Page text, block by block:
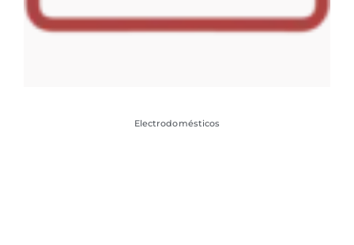
Electrodomésticos